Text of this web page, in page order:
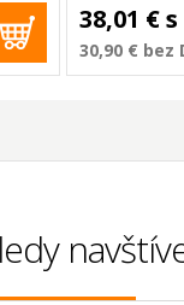
38,01 €s
30,90 € bez